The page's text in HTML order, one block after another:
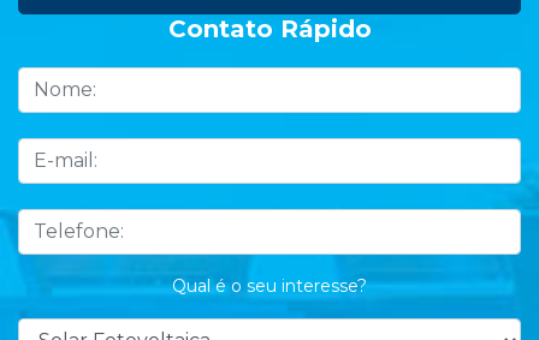
Contato Rápido
Qual é o seu interesse?